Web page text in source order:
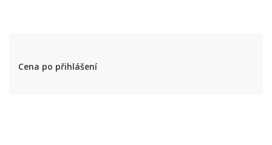
Cena po přihlášení